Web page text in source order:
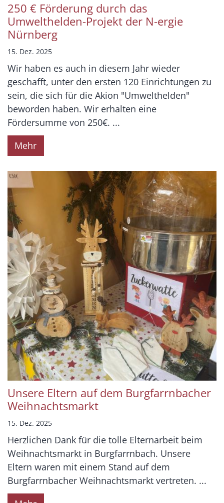
250 € Förderung durch das
Umwelthelden-Projekt der N-ergie
Nürnberg
15. Dez. 2025
Wir haben es auch in diesem Jahr wieder
geschafft, unter den ersten 120 Einrichtungen zu
sein, die sich für die Akion "Umwelthelden"
beworden haben. Wir erhalten eine
Fördersumme von 250€. ...
Mehr
Unsere Eltern auf dem Burgfarrnbacher
Weihnachtsmarkt
15. Dez. 2025
Herzlichen Dank für die tolle Elternarbeit beim
Weihnachtsmarkt in Burgfarrnbach. Unsere
Eltern waren mit einem Stand auf dem
Burgfarrnbacher Weihnachtsmarkt vertreten. ...